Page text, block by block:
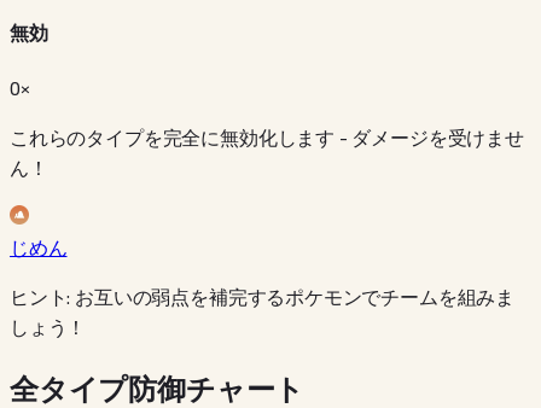
無効
0×
これらのタイプを完全に無効化します - ダメージを受けませ
ん！
じめん
ヒント: お互いの弱点を補完するポケモンでチームを組みま
しょう！
全タイプ防御チャート